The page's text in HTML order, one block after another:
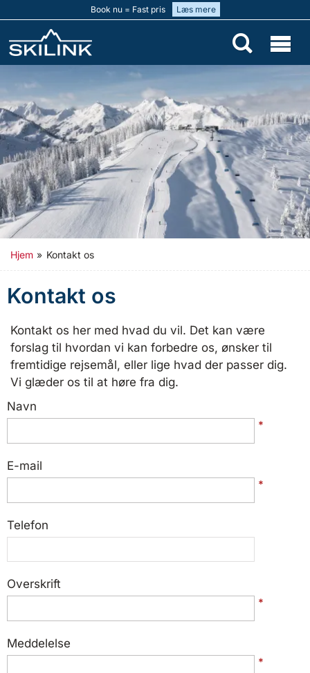
Book nu = Fast pris Læs mere
Hjem » Kontakt os
Kontakt os
Kontakt os her med hvad du vil. Det kan være
forslag til hvordan vi kan forbedre os, ønsker til
fremtidige rejsemål, eller lige hvad der passer dig.
Vi glæder os til at høre fra dig.
Navn
*
E-mail
*
Telefon
Overskrift
*
Meddelelse
*